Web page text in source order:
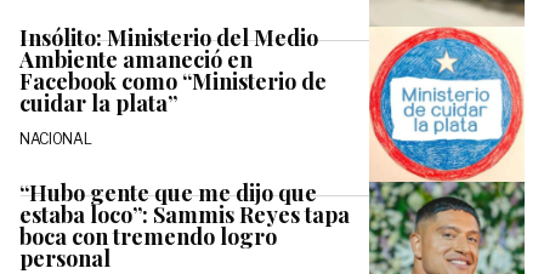
Insólito: Ministerio del Medio
Ambiente amaneció en
Facebook como “Ministerio de
cuidar la plata”
NACIONAL
“Hubo gente que me dijo que
estaba loco”: Sammis Reyes tapa
boca con tremendo logro
personal